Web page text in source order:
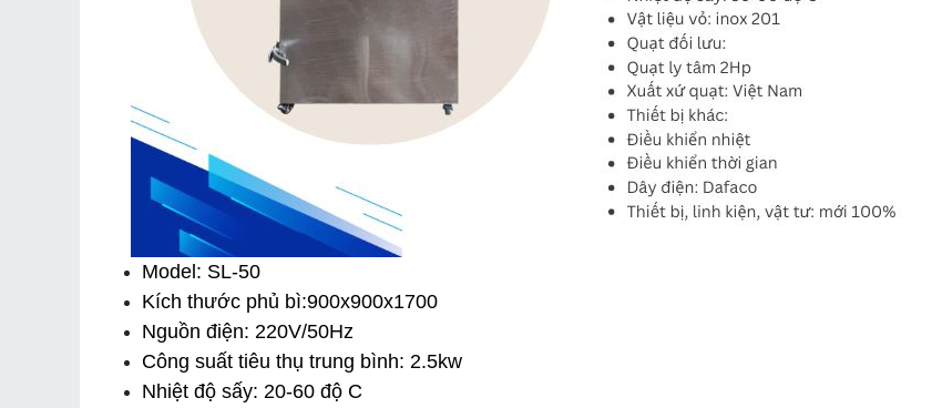
Model: SL-50
Kích thước phủ bì:900x900x1700
Nguồn điện: 220V/50Hz
Công suất tiêu thụ trung bình: 2.5kw
Nhiệt độ sấy: 20-60 độ C